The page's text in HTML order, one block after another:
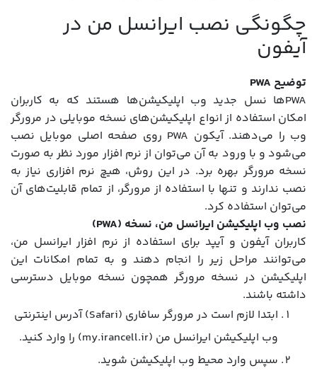
چگونگی نصب ایرانسل من در
آیفون
توضیح PWA
PWA‌ها نسل جدید وب اپلیکیشن‌ها هستند که به کاربران
امکان استفاده از انواع اپلیکیشن‌های نسخه موبایلی در مرورگر
وب را می‌دهند. آیکون PWA روی صفحه اصلی موبایل نصب
می‌شود و با ورود به آن می‌توان از نرم افزار مورد نظر به صورت
نسخه مرورگر بهره برد. در این روش، هیچ نرم افزاری نیاز به
نصب ندارند و تنها با استفاده از مرورگر، از تمام قابلیت‌های آن
می‌توان استفاده کرد.
نصب وب اپلیکیشن ایرانسل من، نسخه (PWA)
کاربران آیفون و آیپد برای استفاده از نرم افزار ایرانسل من،
می‌توانند ‌مراحل زیر را انجام دهند و به تمام امکانات این
اپلیکیشن در نسخه مرورگر همچون نسخه موبایل دسترسی
داشته باشند.
ابتدا لازم است در مرورگر سافاری (Safari)‌ آدرس اینترنتی
وب اپلیکیشن ایرانسل من (my.irancell.ir) را وارد کنید.
سپس وارد محیط وب اپلیکیشن شوید.